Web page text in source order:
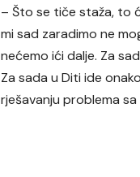
– Što se tiče staža, to
mi sad zaradimo ne
nećemo ići dalje. Za
Za sada u Diti ide
rješavanju problema